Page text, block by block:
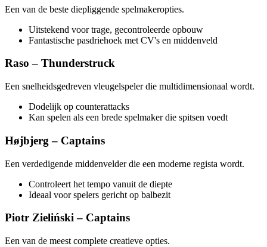
Een van de beste diepliggende spelmakeropties.
Uitstekend voor trage, gecontroleerde opbouw
Fantastische pasdriehoek met CV's en middenveld
Raso – Thunderstruck
Een snelheidsgedreven vleugelspeler die multidimensionaal wordt.
Dodelijk op counterattacks
Kan spelen als een brede spelmaker die spitsen voedt
Højbjerg – Captains
Een verdedigende middenvelder die een moderne regista wordt.
Controleert het tempo vanuit de diepte
Ideaal voor spelers gericht op balbezit
Piotr Zieliński – Captains
Een van de meest complete creatieve opties.